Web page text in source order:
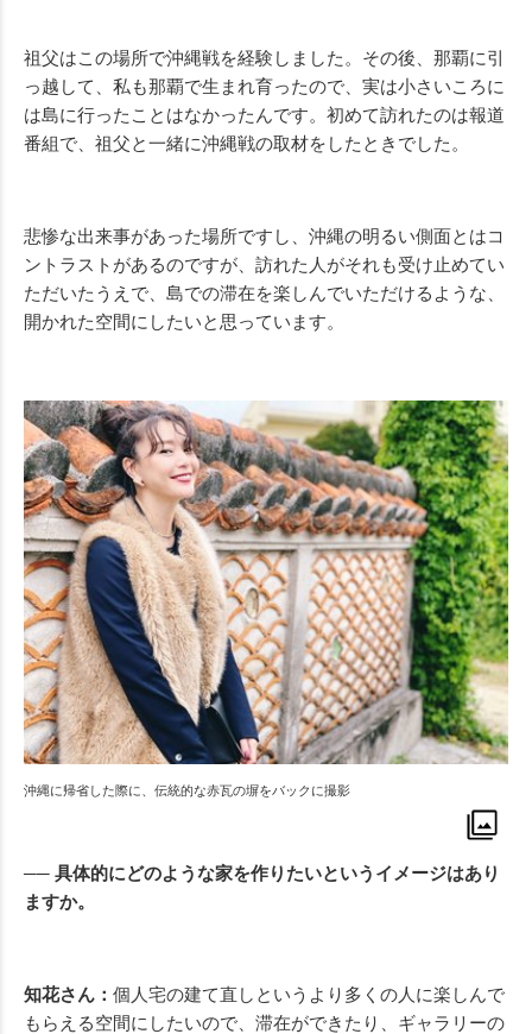
祖父はこの場所で沖縄戦を経験しました。その後、那覇に引
っ越して、私も那覇で生まれ育ったので、実は小さいころに
は島に行ったことはなかったんです。初めて訪れたのは報道
番組で、祖父と一緒に沖縄戦の取材をしたときでした。
悲惨な出来事があった場所ですし、沖縄の明るい側面とはコ
ントラストがあるのですが、訪れた人がそれも受け止めてい
ただいたうえで、島での滞在を楽しんでいただけるような、
開かれた空間にしたいと思っています。
沖縄に帰省した際に、伝統的な赤瓦の塀をバックに撮影
── 具体的にどのような家を作りたいというイメージはあり
ますか。
知花さん： 個人宅の建て直しというより多くの人に楽しんで
もらえる空間にしたいので、滞在ができたり、ギャラリーの